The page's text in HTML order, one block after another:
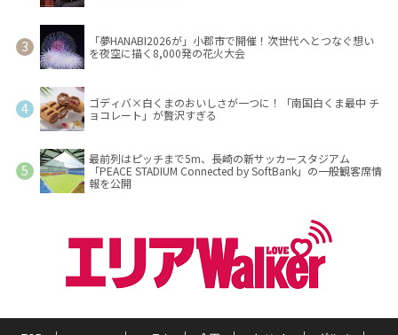
「夢HANABI2026が」小郡市で開催！次世代へとつなぐ想い
を夜空に描く8,000発の花火大会
ゴディバ×白くまのおいしさが一つに！「南国白くま最中 チ
ョコレート」が贅沢すぎる
最前列はピッチまで5m、長崎の新サッカースタジアム
「PEACE STADIUM Connected by SoftBank」の一般観客席情
報を公開